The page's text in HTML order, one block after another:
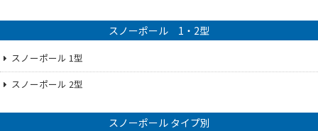
スノーポール 1・2型
スノーポール 1型
スノーポール 2型
スノーポール タイプ別